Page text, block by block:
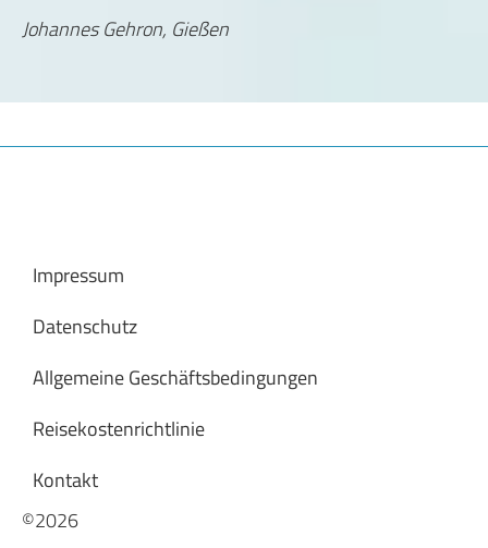
Johannes Gehron, Gießen
Impressum
Datenschutz
Allgemeine Geschäftsbedingungen
Reisekostenrichtlinie
Kontakt
©2026